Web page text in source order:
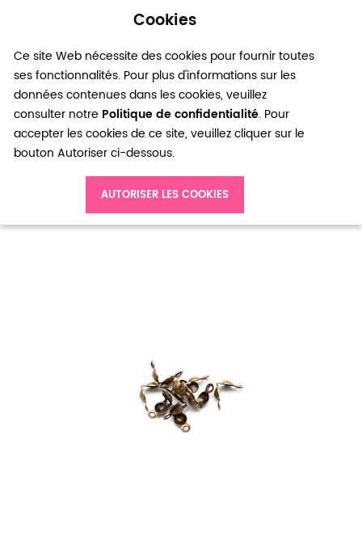
Cookies
Ce site Web nécessite des cookies pour fournir toutes
ses fonctionnalités. Pour plus d'informations sur les
données contenues dans les cookies, veuillez
consulter notre Politique de confidentialité. Pour
accepter les cookies de ce site, veuillez cliquer sur le
bouton Autoriser ci-dessous.
AUTORISER LES COOKIES
0
Embout Cache noeud Bronze vieilli x 100